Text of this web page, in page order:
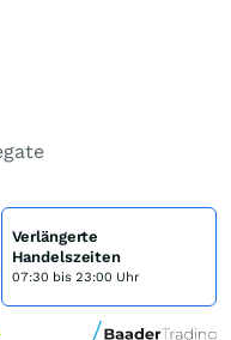
Verlängerte
Handelszeiten
07:30 bis 23:00 Uhr